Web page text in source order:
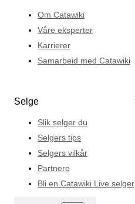
Om Catawiki
Våre eksperter
Karrierer
Samarbeid med Catawiki
Selge
Slik selger du
Selgers tips
Selgers vilkår
Partnere
Bli en Catawiki Live selger